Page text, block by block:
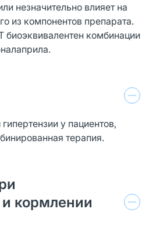
незначительно влияет на
из компонентов препарата.
биоэквивалентен комбинации
у пациентов,
терапия.
кормлении